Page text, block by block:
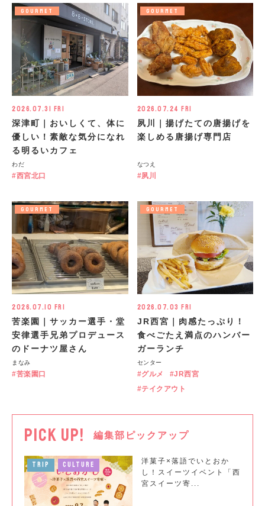
GOURMET
2026.07.31 Fri
深津町｜おいしくて、体に
優しい！素敵な気分になれ
る明るいカフェ
わだ
西宮北口
GOURMET
2026.07.24 Fri
夙川｜揚げたての唐揚げを
楽しめる唐揚げ専門店
なつえ
夙川
GOURMET
2026.07.10 Fri
苦楽園｜サッカー選手・堂
安律選手兄弟プロデュース
のドーナツ屋さん
まなみ
苦楽園口
GOURMET
2026.07.03 Fri
JR西宮｜肉感たっぷり！
食べごたえ満点のハンバー
ガーランチ
センター
グルメ
JR西宮
テイクアウト
PICK UP! 編集部ピックアップ
TRIP CULTURE
洋菓子×落語でいとおか
し！スイーツイベント「西
宮スイーツ寄...